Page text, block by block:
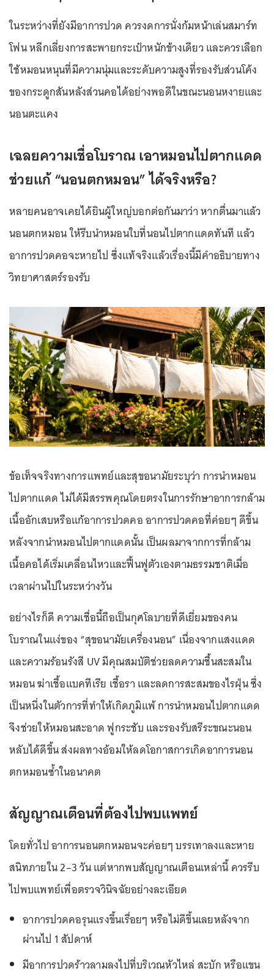
ในระหว่างที่ยังมีอาการปวด ควรงดการนั่งก้มหน้าเล่นสมาร์ท
โฟน หลีกเลี่ยงการสะพายกระเป๋าหนักข้างเดียว และควรเลือก
ใช้หมอนหนุนที่มีความนุ่มและระดับความสูงที่รองรับส่วนโค้ง
ของกระดูกสันหลังส่วนคอได้อย่างพอดีในขณะนอนหงายและ
นอนตะแคง
เฉลยความเชื่อโบราณ เอาหมอนไปตากแดด
ช่วยแก้“นอนตกหมอน”ได้จริงหรือ?
หลายคนอาจเคยได้ยินผู้ใหญ่บอกต่อกันมาว่า หากตื่นมาแล้ว
นอนตกหมอน ให้รีบนำหมอนใบที่นอนไปตากแดดทันที แล้ว
อาการปวดคอจะหายไป ซึ่งแท้จริงแล้วเรื่องนี้มีคำอธิบายทาง
วิทยาศาสตร์รองรับ
ข้อเท็จจริงทางการแพทย์และสุขอนามัยระบุว่า การนำหมอน
ไปตากแดด ไม่ได้มีสรรพคุณโดยตรงในการรักษาอาการกล้าม
เนื้ออักเสบหรือแก้อาการปวดคอ อาการปวดคอที่ค่อยๆ ดีขึ้น
หลังจากนำหมอนไปตากแดดนั้น เป็นผลมาจากการที่กล้าม
เนื้อคอได้เริ่มเคลื่อนไหวและฟื้นฟูตัวเองตามธรรมชาติเมื่อ
เวลาผ่านไปในระหว่างวัน
อย่างไรก็ดี ความเชื่อนี้ถือเป็นกุศโลบายที่ดีเยี่ยมของคน
โบราณในแง่ของ “สุขอนามัยเครื่องนอน” เนื่องจากแสงแดด
และความร้อนรังสี UV มีคุณสมบัติช่วยลดความชื้นสะสมใน
หมอน ฆ่าเชื้อแบคทีเรีย เชื้อรา และลดการสะสมของไรฝุ่น ซึ่ง
เป็นหนึ่งในตัวการที่ทำให้เกิดภูมิแพ้ การนำหมอนไปตากแดด
จึงช่วยให้หมอนสะอาด ฟูกระชับ และรองรับสรีระขณะนอน
หลับได้ดีขึ้น ส่งผลทางอ้อมให้ลดโอกาสการเกิดอาการนอน
ตกหมอนซ้ำในอนาคต
สัญญาณเตือนที่ต้องไปพบแพทย์
โดยทั่วไป อาการนอนตกหมอนจะค่อยๆ บรรเทาลงและหาย
สนิทภายใน 2–3 วัน แต่หากพบสัญญาณเตือนเหล่านี้ ควรรีบ
ไปพบแพทย์เพื่อตรวจวินิจฉัยอย่างละเอียด
อาการปวดคอรุนแรงขึ้นเรื่อยๆ หรือไม่ดีขึ้นเลยหลังจาก
ผ่านไป 1 สัปดาห์
มีอาการปวดร้าวลามลงไปที่บริเวณหัวไหล่ สะบัก หรือแขน